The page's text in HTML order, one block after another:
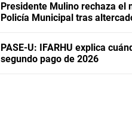
Presidente Mulino rechaza el
Policía Municipal tras
PASE-U: IFARHU explica
segundo pago de 2026